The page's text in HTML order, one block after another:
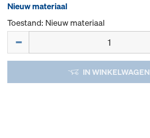
Nieuw materiaal
Toestand: Nieuw materiaal
IN WINKELWAGEN